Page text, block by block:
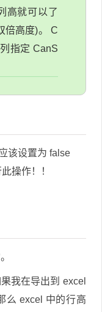
高就可以了
倍高度)。 C
指定 CanS
该设置为 false
操作！！
我在导出到 excel
么 excel 中的行高